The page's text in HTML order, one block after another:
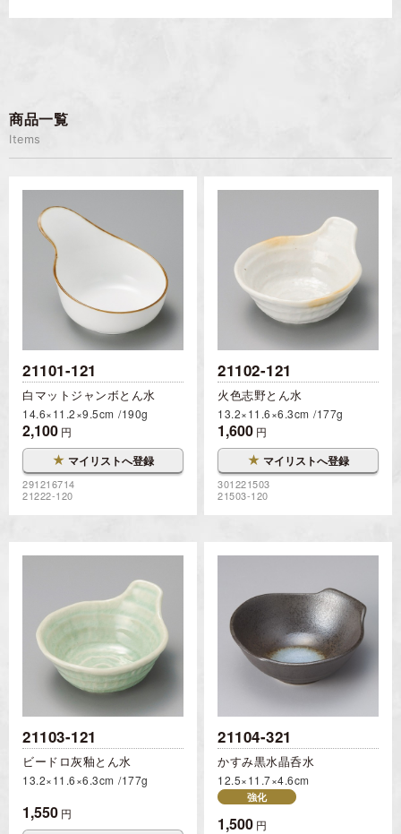
商品一覧
Items
21101-121
白マットジャンボとん水
14.6×11.2×9.5cm 190g
2,100 円
★ マイリストへ登録
291216714
21222-120
21102-121
火色志野とん水
13.2×11.6×6.3cm 177g
1,600 円
★ マイリストへ登録
301221503
21503-120
21103-121
ビードロ灰釉とん水
13.2×11.6×6.3cm 177g
1,550 円
21104-321
かすみ黒水晶呑水
12.5×11.7×4.6cm
強化
1,500 円